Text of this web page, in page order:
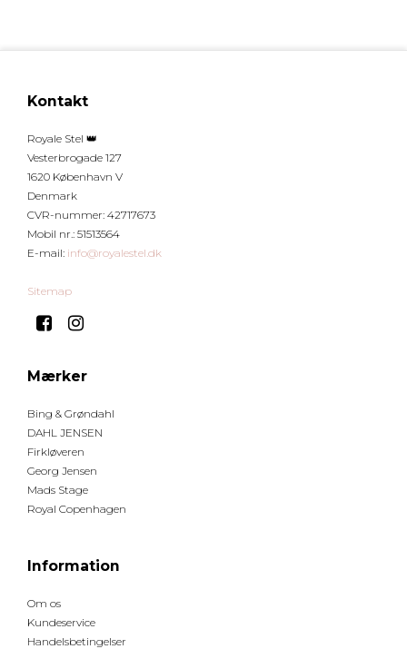
Kontakt
Royale Stel 👑
Vesterbrogade 127
1620 København V
Denmark
CVR-nummer: 42717673
Mobil nr. : 51513564
E-mail: info@royalestel.dk
Sitemap
Mærker
Bing & Grøndahl
DAHL JENSEN
Firkløveren
Georg Jensen
Mads Stage
Royal Copenhagen
Information
Om os
Kundeservice
Handelsbetingelser